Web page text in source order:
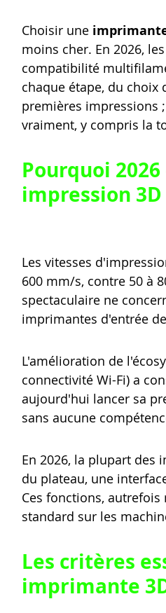
Choisir une
moins cher. En 2026,
compatibilité
chaque étape, du choix
premières impressions
vraiment, y compris la
Pourquoi
impression 3D
Les vitesses
600 mm/s, contre 50 à
spectaculaire ne
imprimantes d'entrée
L'amélioration de
connectivité Wi-Fi) a
aujourd'hui lancer sa
sans aucune
En 2026, la plupart
du plateau, une
Ces fonctions,
standard sur les
Les critères
imprimante